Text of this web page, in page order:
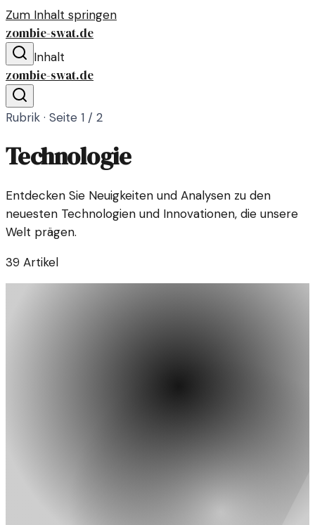
Zum Inhalt springen
zombie-swat.de
Inhalt
zombie-swat.de
Rubrik · Seite 1 / 2
Technologie
Entdecken Sie Neuigkeiten und Analysen zu den
neuesten Technologien und Innovationen, die unsere
Welt prägen.
39 Artikel